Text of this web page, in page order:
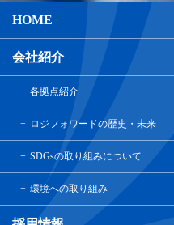
HOME
会社紹介
各拠点紹介
ロジフォワードの歴史・未来
SDGsの取り組みについて
環境への取り組み